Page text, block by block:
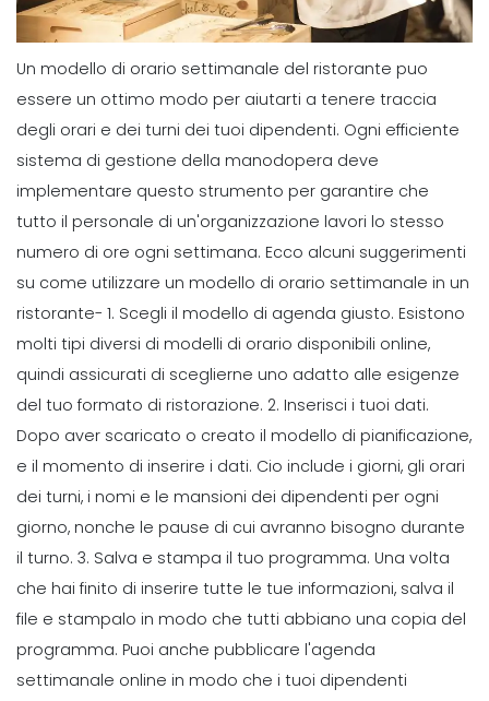
Michelle Jaco Oct 12, 2020
Scheduling
Vantaggi principali di un
pianificatore di pianificazione del
Michelle Jaco Oct 12, 2020
Scheduling
I pro di un programma di lavoro
flessibile
Oct 12, 2020
Scheduling
Come risolvere i conflitti di
programmazione dei dipendenti piu
comuni conflitti
Michelle Jaco Oct 12, 2020
Scheduling
aiuta ad aumentare la produttivita Il
monitoraggio dei
Michelle Jaco Oct 12, 2020
Un modello di orario settimanale del ristorante puo
essere un ottimo modo per aiutarti a tenere traccia
degli orari e dei turni dei tuoi dipendenti. Ogni efficiente
sistema di gestione della manodopera deve
implementare questo strumento per garantire che
tutto il personale di un'organizzazione lavori lo stesso
numero di ore ogni settimana. Ecco alcuni suggerimenti
su come utilizzare un modello di orario settimanale in un
ristorante- 1. Scegli il modello di agenda giusto. Esistono
molti tipi diversi di modelli di orario disponibili online,
quindi assicurati di sceglierne uno adatto alle esigenze
del tuo formato di ristorazione. 2. Inserisci i tuoi dati.
Dopo aver scaricato o creato il modello di pianificazione,
e il momento di inserire i dati. Cio include i giorni, gli orari
dei turni, i nomi e le mansioni dei dipendenti per ogni
giorno, nonche le pause di cui avranno bisogno durante
il turno. 3. Salva e stampa il tuo programma. Una volta
che hai finito di inserire tutte le tue informazioni, salva il
file e stampalo in modo che tutti abbiano una copia del
programma. Puoi anche pubblicare l'agenda
settimanale online in modo che i tuoi dipendenti